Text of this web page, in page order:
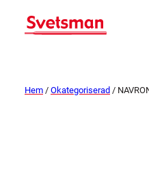
Hem / Okategoriserad /